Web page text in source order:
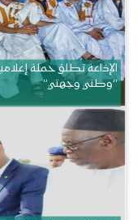
الإذاعة تطلق حملة
“وطني وجهتي”